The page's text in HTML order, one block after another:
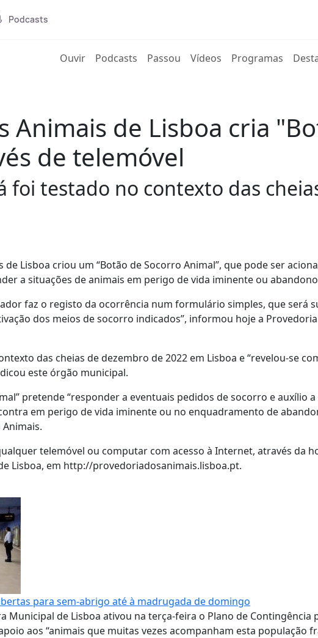
Podcasts
Ouvir(current)
Podcasts Passou Vídeos Programas
Animais de Lisboa cria
de telemóvel
foi testado no contexto das
Lisboa criou um “Botão de Socorro Animal”, que pode ser
a situações de animais em perigo de vida iminente ou
faz o registo da ocorrência num formulário simples, que será
dos meios de socorro indicados”, informou hoje a
das cheias de dezembro de 2022 em Lisboa e “revelou-se
este órgão municipal.
pretende “responder a eventuais pedidos de socorro e auxílio
em perigo de vida iminente ou no enquadramento de
telemóvel ou computar com acesso à Internet, através da
Lisboa, em http://provedoriadosanimais.lisboa.pt.
para sem-abrigo até à madrugada de domingo
Municipal de Lisboa ativou na terça-feira o Plano de Contingência
aos “animais que muitas vezes acompanham esta população